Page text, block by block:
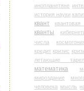
инопланетяне
история науки
квант
кванты
числа
кредит кризис
летающие
математика
мироздание
человека мысль